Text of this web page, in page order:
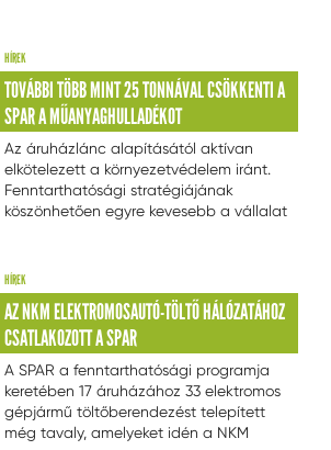
gyümölcs, valamint pékáru tasak, a
másik pedig a szilikon zárófedél, melyek
a sikeres ...
HÍREK
TOVÁBBI TÖBB MINT 25 TONNÁVAL CSÖKKENTI A
SPAR A MŰANYAGHULLADÉKOT
Az áruházlánc alapításától aktívan
elkötelezett a környezetvédelem iránt.
Fenntarthatósági stratégiájának
köszönhetően egyre kevesebb a vállalat
saját márkás tejei kupakjainak, tejfölei
fedeleinek, illetve egyes zöldségek és
gyümölcsök polisztirol- és
plasztikcsomagolásának a mellőzésével,
illetve a saját márkás SPAR étolaj
flakonjának cseréjével még tovább
csökkent. Az intézkedések által több
mint 25 tonnával kevesebb
műanyaghulladék keletkezik. A tevékeny
HÍREK
AZ NKM ELEKTROMOSAUTÓ-TÖLTŐ HÁLÓZATÁHOZ
CSATLAKOZOTT A SPAR
A SPAR a fenntarthatósági programja
keretében 17 áruházához 33 elektromos
gépjármű töltőberendezést telepített
még tavaly, amelyeket idén a NKM